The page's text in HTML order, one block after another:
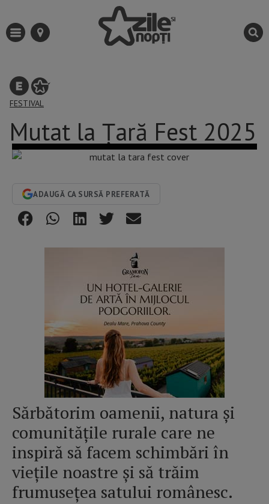
FESTIVAL
Mutat la Țară Fest 2025
ADAUGĂ CA SURSĂ PREFERATĂ
Sărbătorim oamenii, natura și
comunitățile rurale care ne
inspiră să facem schimbări în
viețile noastre și să trăim
frumusețea satului românesc.